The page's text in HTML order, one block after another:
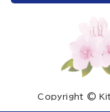
Copyright ©